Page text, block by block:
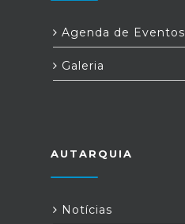
Agenda de Eventos
Galeria
AUTARQUIA
Notícias